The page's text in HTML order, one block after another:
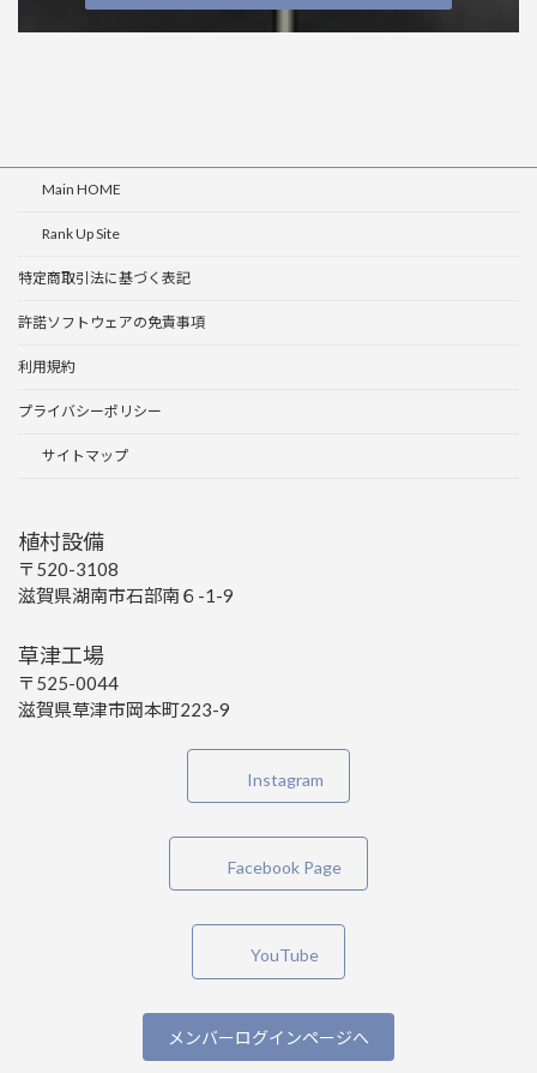
Main HOME
Rank Up Site
特定商取引法に基づく表記
許諾ソフトウェアの免責事項
利用規約
プライバシーポリシー
サイトマップ
植村設備
〒520-3108
滋賀県湖南市石部南６-1-9
草津工場
〒525-0044
滋賀県草津市岡本町223-9
Instagram
Facebook Page
YouTube
メンバーログインページへ